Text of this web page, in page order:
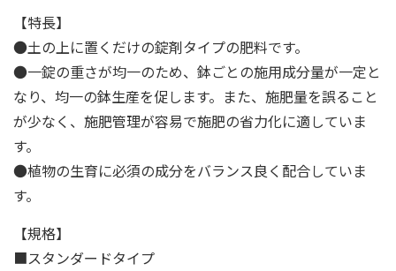
【特長】
●土の上に置くだけの錠剤タイプの肥料です。
●一錠の重さが均一のため、鉢ごとの施用成分量が一定と
なり、均一の鉢生産を促します。また、施肥量を誤ること
が少なく、施肥管理が容易で施肥の省力化に適していま
す。
●植物の生育に必須の成分をバランス良く配合していま
す。
【規格】
■スタンダードタイプ